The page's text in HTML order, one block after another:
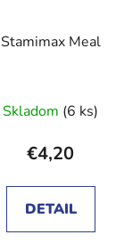
Stamimax Meal
Skladom (6 ks)
€4,20
DETAIL